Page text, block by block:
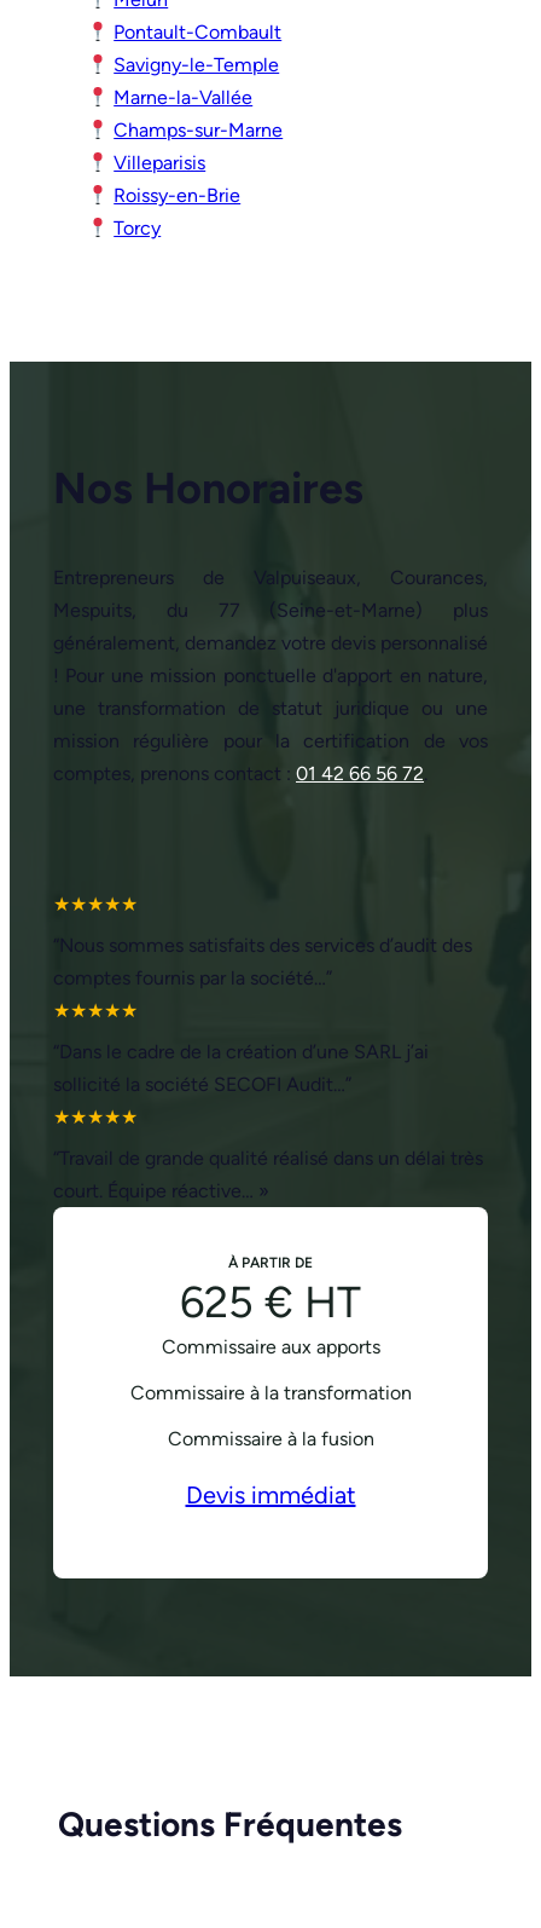
Pontault-Combault
Savigny-le-Temple
Marne-la-Vallée
Champs-sur-Marne
Villeparisis
Roissy-en-Brie
Torcy
Nos Honoraires
Entrepreneurs de Valpuiseaux, Courances,
Mespuits, du 77 (Seine-et-Marne) plus
généralement, demandez votre devis personnalisé
! Pour une mission ponctuelle d'apport en nature,
une transformation de statut juridique ou une
mission régulière pour la certification de vos
comptes, prenons contact : 01 42 66 56 72.
★★★★★
“Nous sommes satisfaits des services d’audit des
comptes fournis par la société…”
★★★★★
“Dans le cadre de la création d’une SARL j’ai
sollicité la société SECOFI Audit…”
★★★★★
“Travail de grande qualité réalisé dans un délai très
court. Équipe réactive… »
À PARTIR DE
625 € HT
Commissaire aux apports
Commissaire à la transformation
Commissaire à la fusion
Devis immédiat
Questions Fréquentes